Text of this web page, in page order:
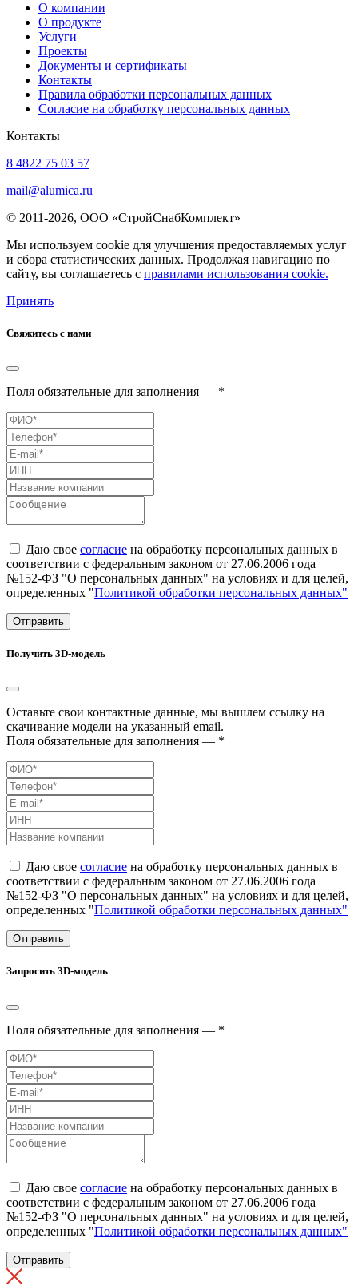
О компании
О продукте
Услуги
Проекты
Документы и сертификаты
Контакты
Правила обработки персональных данных
Согласие на обработку персональных данных
Контакты
8 4822 75 03 57
mail@alumica.ru
© 2011-2026, ООО «СтройСнабКомплект»
Мы используем cookie для улучшения предоставляемых услуг
и сбора статистических данных. Продолжая навигацию по
сайту, вы соглашаетесь с правилами использования cookie.
Принять
Свяжитесь с нами
Поля обязательные для заполнения — *
Даю свое согласие на обработку персональных данных в
соответствии с федеральным законом от 27.06.2006 года
№152-ФЗ "О персональных данных" на условиях и для целей,
определенных "Политикой обработки персональных данных"
Отправить
Получить 3D-модель
Оставьте свои контактные данные, мы вышлем ссылку на
скачивание модели на указанный email.
Поля обязательные для заполнения — *
Даю свое согласие на обработку персональных данных в
соответствии с федеральным законом от 27.06.2006 года
№152-ФЗ "О персональных данных" на условиях и для целей,
определенных "Политикой обработки персональных данных"
Отправить
Запросить 3D-модель
Поля обязательные для заполнения — *
Даю свое согласие на обработку персональных данных в
соответствии с федеральным законом от 27.06.2006 года
№152-ФЗ "О персональных данных" на условиях и для целей,
определенных "Политикой обработки персональных данных"
Отправить